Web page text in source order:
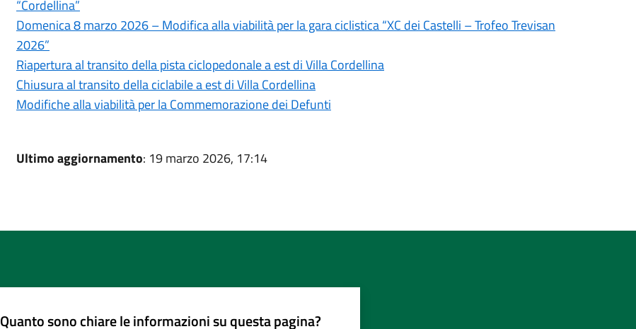
“Cordellina”
Domenica 8 marzo 2026 – Modifica alla viabilità per la gara ciclistica “XC dei Castelli – Trofeo Trevisan
2026”
Riapertura al transito della pista ciclopedonale a est di Villa Cordellina
Chiusura al transito della ciclabile a est di Villa Cordellina
Modifiche alla viabilità per la Commemorazione dei Defunti
Ultimo aggiornamento: 19 marzo 2026, 17:14
Quanto sono chiare le informazioni su questa pagina?